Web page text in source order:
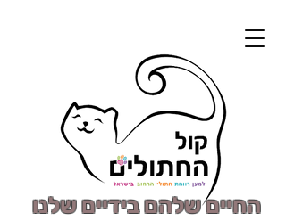
החיים שלהם בידיים שלנו